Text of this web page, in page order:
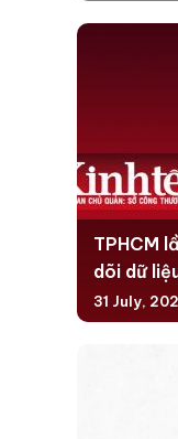
TPHCM
dõi dữ
31 July,